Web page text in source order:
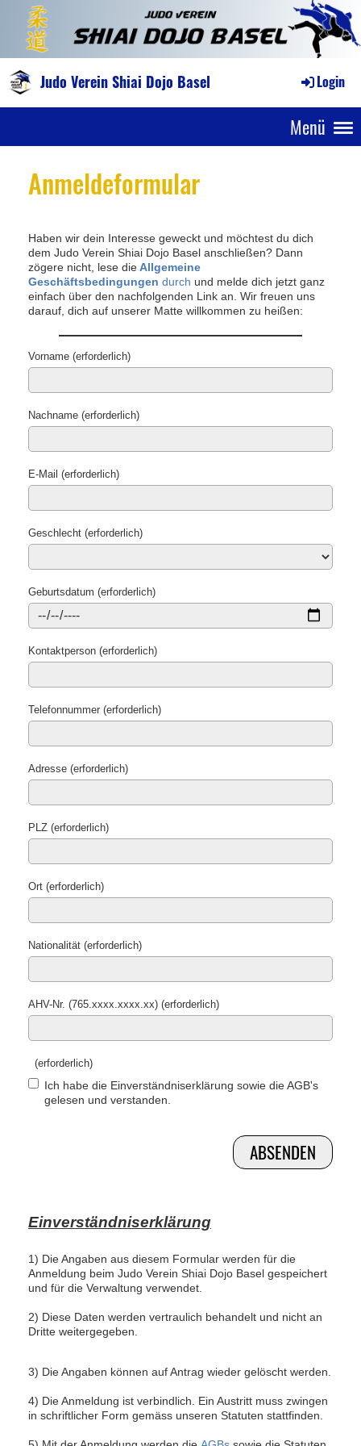
Judo Verein Shiai Dojo Basel Login
Menü
Anmeldeformular
Haben wir dein Interesse geweckt und möchtest du dich
dem Judo Verein Shiai Dojo Basel anschließen? Dann
zögere nicht, lese dieAllgemeine
Geschäftsbedingungen durch und melde dich jetzt ganz
einfach über den nachfolgenden Link an. Wir freuen uns
darauf, dich auf unserer Matte willkommen zu heißen:
Vorname (erforderlich)
Nachname (erforderlich)
E-Mail (erforderlich)
Geschlecht (erforderlich)
Geburtsdatum (erforderlich)
Kontaktperson (erforderlich)
Telefonnummer (erforderlich)
Adresse (erforderlich)
PLZ (erforderlich)
Ort (erforderlich)
Nationalität (erforderlich)
AHV-Nr. (765.xxxx.xxxx.xx) (erforderlich)
(erforderlich)
Ich habe die Einverständniserklärung sowie die AGB's
gelesen und verstanden.
Einverständniserklärung
1) Die Angaben aus diesem Formular werden für die
Anmeldung beim Judo Verein Shiai Dojo Basel gespeichert
und für die Verwaltung verwendet.
2) Diese Daten werden vertraulich behandelt und nicht an
Dritte weitergegeben.
3) Die Angaben können auf Antrag wieder gelöscht werden.
4) Die Anmeldung ist verbindlich. Ein Austritt muss zwingen
in schriftlicher Form gemäss unseren Statuten stattfinden.